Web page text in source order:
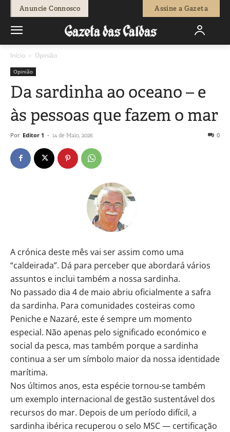
Anuncie Connosco Assine a Gazeta
Início Opinião
Opinião
Da sardinha ao oceano – e
às pessoas que fazem o mar
Por Editor 1 - 14 de Maio, 2026 0
A crónica deste mês vai ser assim como uma
“caldeirada”. Dá para perceber que abordará vários
assuntos e inclui também a nossa sardinha.
No passado dia 4 de maio abriu oficialmente a safra
da sardinha. Para comunidades costeiras como
Peniche e Nazaré, este é sempre um momento
especial. Não apenas pelo significado económico e
social da pesca, mas também porque a sardinha
continua a ser um símbolo maior da nossa identidade
marítima.
Nos últimos anos, esta espécie tornou-se também
um exemplo internacional de gestão sustentável dos
recursos do mar. Depois de um período difícil, a
sardinha ibérica recuperou o selo MSC — certificação